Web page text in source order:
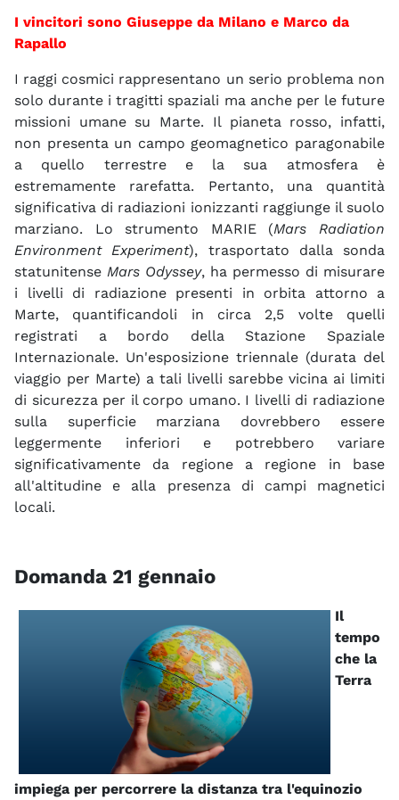
I vincitori sono Giuseppe da Milano e Marco da
Rapallo
I raggi cosmici rappresentano un serio problema non
solo durante i tragitti spaziali ma anche per le future
missioni umane su Marte. Il pianeta rosso, infatti,
non presenta un campo geomagnetico paragonabile
a quello terrestre e la sua atmosfera è
estremamente rarefatta. Pertanto, una quantità
significativa di radiazioni ionizzanti raggiunge il suolo
marziano. Lo strumento MARIE (Mars Radiation
Environment Experiment), trasportato dalla sonda
statunitense Mars Odyssey, ha permesso di misurare
i livelli di radiazione presenti in orbita attorno a
Marte, quantificandoli in circa 2,5 volte quelli
registrati a bordo della Stazione Spaziale
Internazionale. Un'esposizione triennale (durata del
viaggio per Marte) a tali livelli sarebbe vicina ai limiti
di sicurezza per il corpo umano. I livelli di radiazione
sulla superficie marziana dovrebbero essere
leggermente inferiori e potrebbero variare
significativamente da regione a regione in base
all'altitudine e alla presenza di campi magnetici
locali.
Domanda 21 gennaio
Il
tempo
che la
Terra
impiega per percorrere la distanza tra l'equinozio